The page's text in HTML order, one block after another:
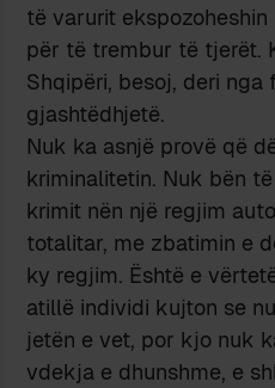
të varurit
për të trembur të tjerët.
Shqipëri, besoj, deri nga
gjashtëdhjetë.
Nuk ka asnjë provë që
kriminalitetin. Nuk bën
krimit nën një regjim
totalitar, me zbatimin e
ky regjim. Është e
atillë individi kujton se
jetën e vet, por kjo nuk
vdekja e dhunshme, e